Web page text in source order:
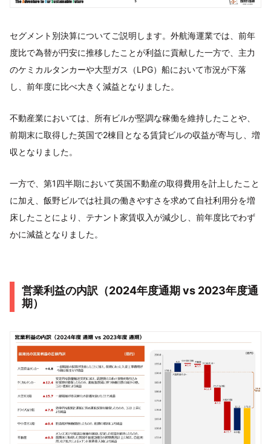
セグメント別決算についてご説明します。外航海運業では、前年
度比で為替が円安に推移したことが利益に貢献した一方で、主力
のケミカルタンカーや大型ガス（LPG）船において市況が下落
し、前年度に比べ大きく減益となりました。
不動産業においては、所有ビルが堅調な稼働を維持したことや、
前期末に取得した英国で2棟目となる賃貸ビルの収益が寄与し、増
収となりました。
一方で、第1四半期において英国不動産の取得費用を計上したこと
に加え、飯野ビルでは社員の働きやすさを求めて自社利用分を増
床したことにより、テナント家賃収入が減少し、前年度比でわず
かに減益となりました。
営業利益の内訳（2024年度通期 vs 2023年度通
期）